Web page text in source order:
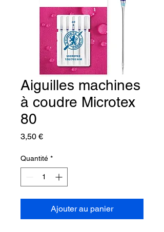
Aiguilles machines
à coudre Microtex
80
3,50 €Prix
Quantité *
Ajouter au panier